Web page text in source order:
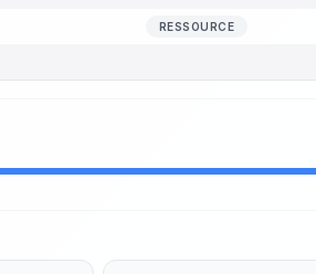
RESSOURCE